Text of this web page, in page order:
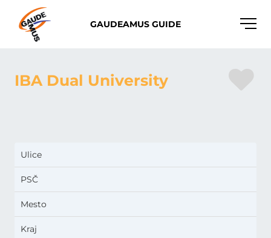
GAUDEAMUS GUIDE
Toggle
IBA Dual University
Ulice
PSČ
Mesto
Kraj